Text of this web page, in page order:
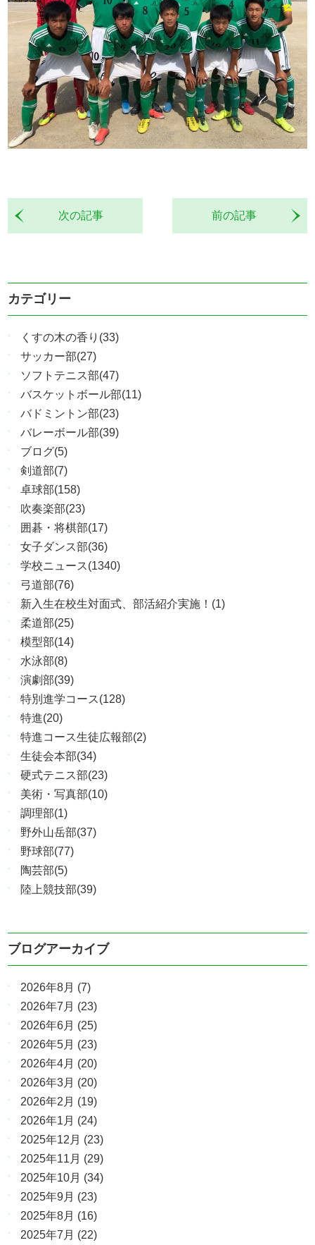
前の記事
次の記事
カテゴリー
くすの木の香り(33)
サッカー部(27)
ソフトテニス部(47)
バスケットボール部(11)
バドミントン部(23)
バレーボール部(39)
ブログ(5)
剣道部(7)
卓球部(158)
吹奏楽部(23)
囲碁・将棋部(17)
女子ダンス部(36)
学校ニュース(1340)
弓道部(76)
新入生在校生対面式、部活紹介実施！(1)
柔道部(25)
模型部(14)
水泳部(8)
演劇部(39)
特別進学コース(128)
特進(20)
特進コース生徒広報部(2)
生徒会本部(34)
硬式テニス部(23)
美術・写真部(10)
調理部(1)
野外山岳部(37)
野球部(77)
陶芸部(5)
陸上競技部(39)
ブログアーカイブ
2026年8月 (7)
2026年7月 (23)
2026年6月 (25)
2026年5月 (23)
2026年4月 (20)
2026年3月 (20)
2026年2月 (19)
2026年1月 (24)
2025年12月 (23)
2025年11月 (29)
2025年10月 (34)
2025年9月 (23)
2025年8月 (16)
2025年7月 (22)